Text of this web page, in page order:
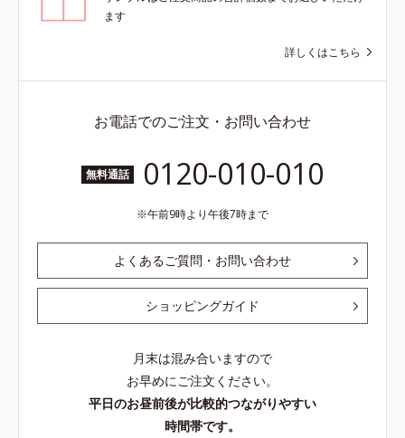
ます
詳しくはこちら
お電話でのご注文・お問い合わせ
無料通話 0120-010-010
午前9時より午後7時まで
よくあるご質問・お問い合わせ
ショッピングガイド
月末は混み合いますので
お早めにご注文ください。
平日のお昼前後が比較的つながりやすい
時間帯です。